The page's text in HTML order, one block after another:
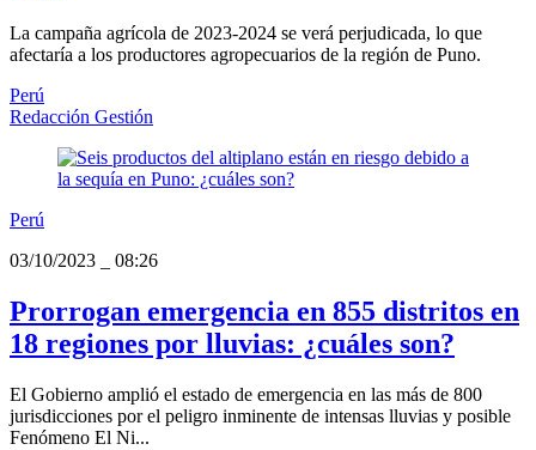
La campaña agrícola de 2023-2024 se verá perjudicada, lo que
afectaría a los productores agropecuarios de la región de Puno.
Perú
Redacción Gestión
Perú
03/10/2023
08:26
Prorrogan emergencia en 855 distritos en
18 regiones por lluvias: ¿cuáles son?
El Gobierno amplió el estado de emergencia en las más de 800
jurisdicciones por el peligro inminente de intensas lluvias y posible
Fenómeno El Ni...